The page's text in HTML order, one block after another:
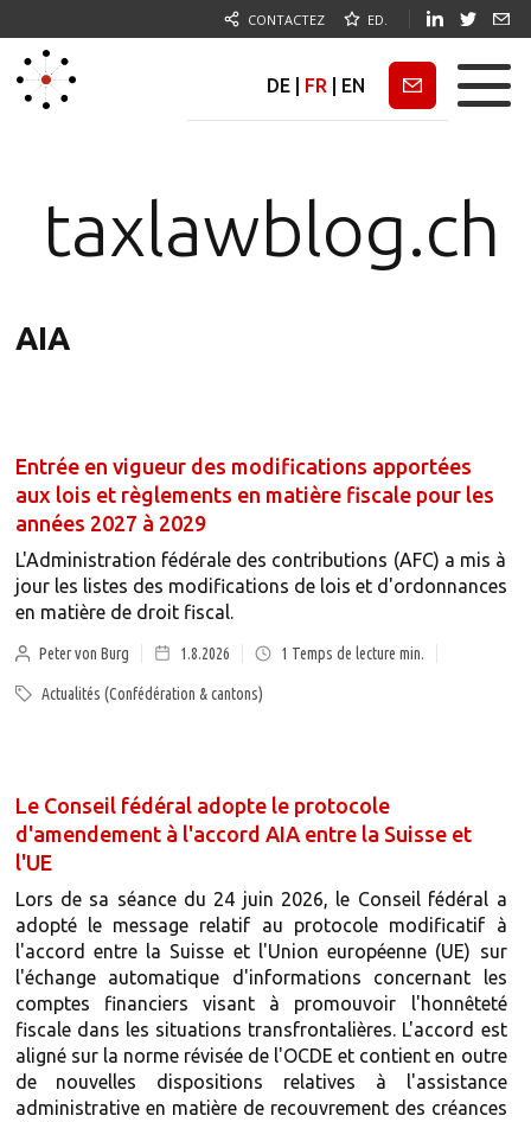
CONTACTEZ ED.
DE FR EN Newsletter
taxlawblog.ch
AIA
Entrée en vigueur des modifications apportées
aux lois et règlements en matière fiscale pour les
années 2027 à 2029
L'Administration fédérale des contributions (AFC) a mis à
jour les listes des modifications de lois et d'ordonnances
en matière de droit fiscal.
Peter von Burg 1.8.2026 1 Temps de lecture min.
Actualités (Confédération & cantons)
Le Conseil fédéral adopte le protocole
d'amendement à l'accord AIA entre la Suisse et
l'UE
Lors de sa séance du 24 juin 2026, le Conseil fédéral a
adopté le message relatif au protocole modificatif à
l'accord entre la Suisse et l'Union européenne (UE) sur
l'échange automatique d'informations concernant les
comptes financiers visant à promouvoir l'honnêteté
fiscale dans les situations transfrontalières. L'accord est
aligné sur la norme révisée de l'OCDE et contient en outre
de nouvelles dispositions relatives à l'assistance
administrative en matière de recouvrement des créances